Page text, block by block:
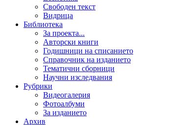
Свободен текст
Видрица
Библиотека
За проекта...
Авторски книги
Годишници на списанието
Справочник на изданието
Тематични сборници
Научни изследвания
Рубрики
Видеогалерия
Фотоалбуми
За изданието
Архив